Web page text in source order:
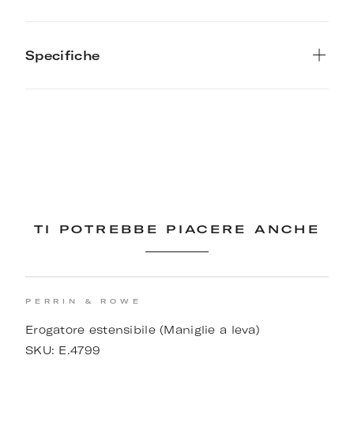
Specifiche
TI POTREBBE PIACERE ANCHE
PERRIN & ROWE
Erogatore estensibile (Maniglie a leva)
SKU: E.4799